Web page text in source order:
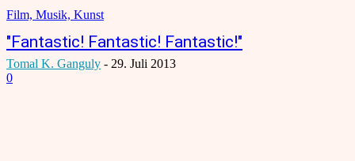
Film, Musik, Kunst
"Fantastic! Fantastic! Fantastic!"
Tomal K. Ganguly - 29. Juli 2013
0